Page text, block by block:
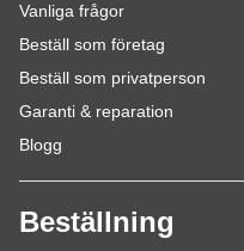
Vanliga frågor
Beställ som företag
Beställ som privatperson
Garanti & reparation
Blogg
Beställning